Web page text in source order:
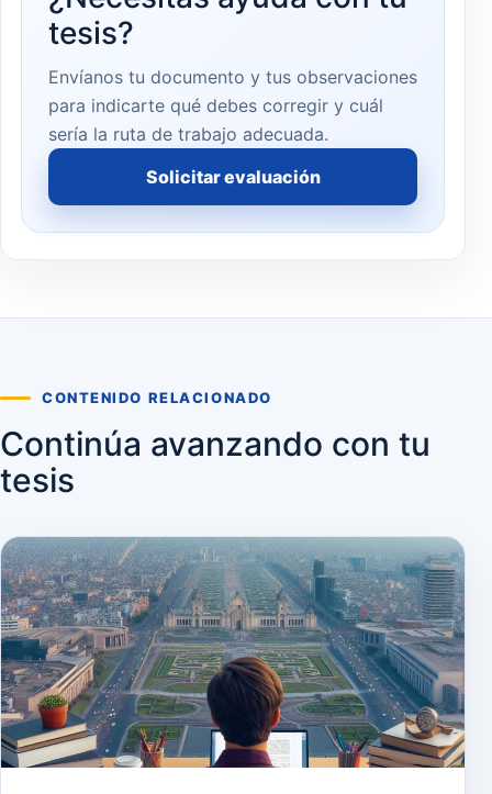
tesis?
Envíanos tu documento y tus observaciones
para indicarte qué debes corregir y cuál
sería la ruta de trabajo adecuada.
Solicitar evaluación
CONTENIDO RELACIONADO
Continúa avanzando con tu
tesis